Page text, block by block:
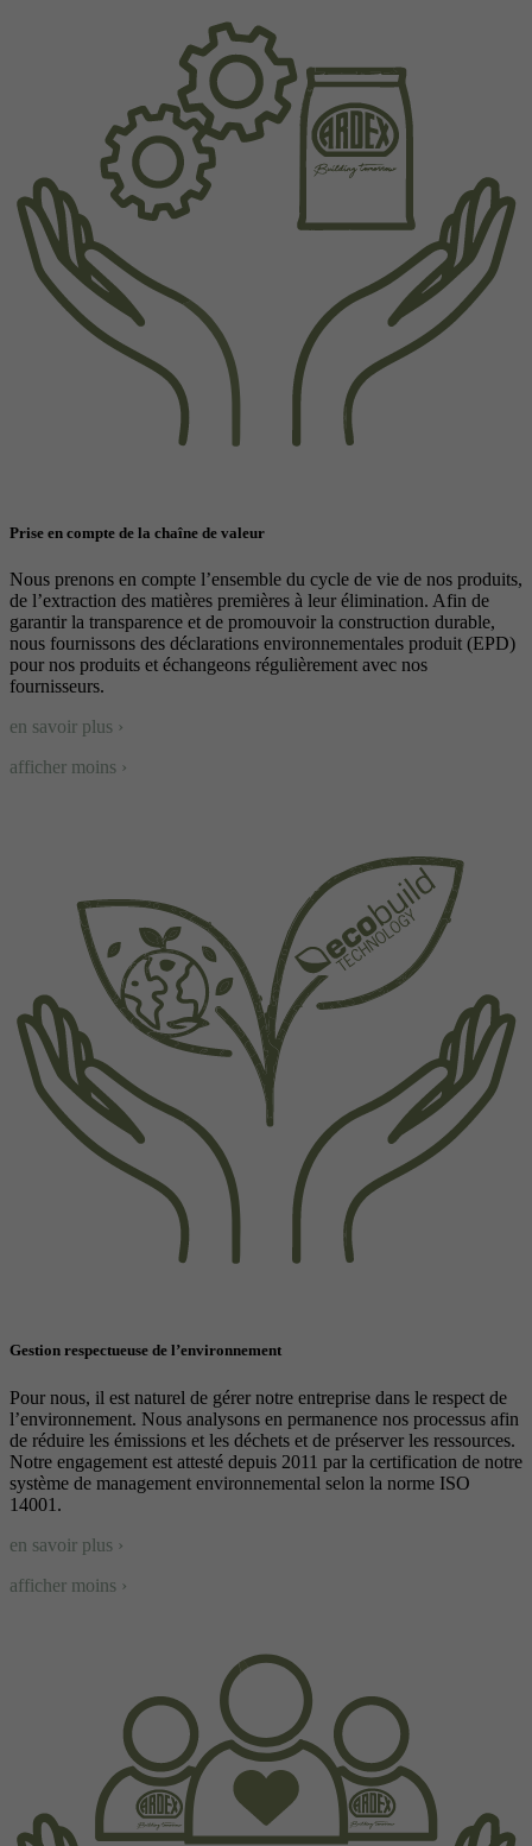
Prise en compte de la chaîne de valeur
Nous prenons en compte l’ensemble du cycle de vie de nos produits,
de l’extraction des matières premières à leur élimination. Afin de
garantir la transparence et de promouvoir la construction durable,
nous fournissons des déclarations environnementales produit (EPD)
pour nos produits et échangeons régulièrement avec nos
fournisseurs.
en savoir plus ›
afficher moins ›
Gestion respectueuse de l’environnement
Pour nous, il est naturel de gérer notre entreprise dans le respect de
l’environnement. Nous analysons en permanence nos processus afin
de réduire les émissions et les déchets et de préserver les ressources.
Notre engagement est attesté depuis 2011 par la certification de notre
système de management environnemental selon la norme ISO
14001.
en savoir plus ›
afficher moins ›